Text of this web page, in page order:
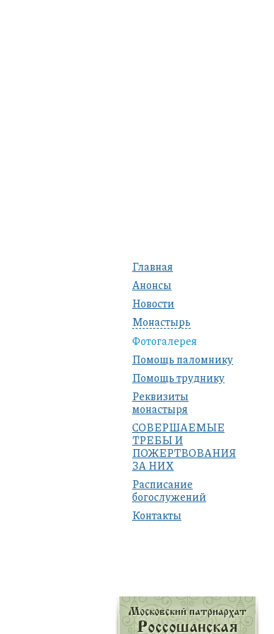
Главная
Анонсы
Новости
Монастырь
Фотогалерея
Помощь паломнику
Помощь труднику
Реквизиты
монастыря
СОВЕРШАЕМЫЕ
ТРЕБЫ И
ПОЖЕРТВОВАНИЯ
ЗА НИХ
Расписание
богослужений
Контакты